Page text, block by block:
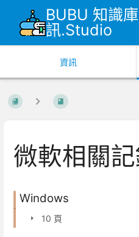
BUBU 知識
訊.Studio
資訊
微軟相關
Windows
10 頁